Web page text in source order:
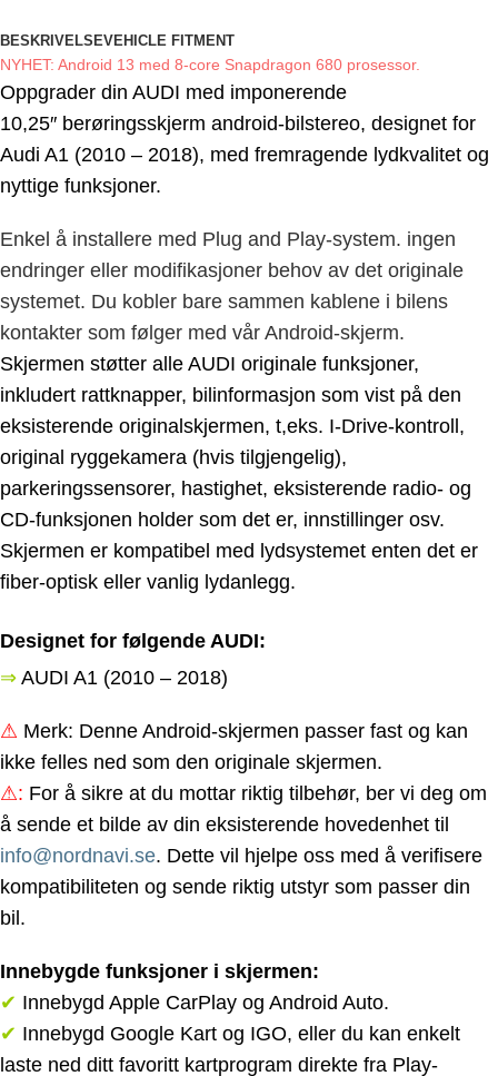
BESKRIVELSEVEHICLE FITMENT
NYHET: Android 13 med 8-core Snapdragon 680 prosessor.
Oppgrader din AUDI med imponerende
10,25″ berøringsskjerm android-bilstereo, designet for
Audi A1 (2010 – 2018), med fremragende lydkvalitet og
nyttige funksjoner.
Enkel å installere med Plug and Play-system. ingen
endringer eller modifikasjoner behov av det originale
systemet. Du kobler bare sammen kablene i bilens
kontakter som følger med vår Android-skjerm.
Skjermen støtter alle AUDI originale funksjoner,
inkludert rattknapper, bilinformasjon som vist på den
eksisterende originalskjermen, t,eks. I-Drive-kontroll,
original ryggekamera (hvis tilgjengelig),
parkeringssensorer, hastighet, eksisterende radio- og
CD-funksjonen holder som det er, innstillinger osv.
Skjermen er kompatibel med lydsystemet enten det er
fiber-optisk eller vanlig lydanlegg.
Designet for følgende AUDI:
⇒ AUDI A1 (2010 – 2018)
⚠ Merk: Denne Android-skjermen passer fast og kan
ikke felles ned som den originale skjermen.
⚠: For å sikre at du mottar riktig tilbehør, ber vi deg om
å sende et bilde av din eksisterende hovedenhet til
info@nordnavi.se. Dette vil hjelpe oss med å verifisere
kompatibiliteten og sende riktig utstyr som passer din
bil.
Innebygde funksjoner i skjermen:
✔ Innebygd Apple CarPlay og Android Auto.
✔ Innebygd Google Kart og IGO, eller du kan enkelt
laste ned ditt favoritt kartprogram direkte fra Play-